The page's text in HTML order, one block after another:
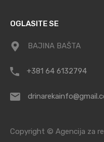
OGLASITE SE
BAJINA BAŠTA
+381 64 6132794
Copyright © Agencija za